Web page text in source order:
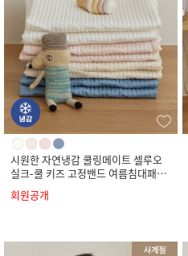
시원한 자연냉감 쿨링메이트 셀루오
실크-쿨 키즈 고정밴드 여름침대패드-
4컬러(SS)
회원공개